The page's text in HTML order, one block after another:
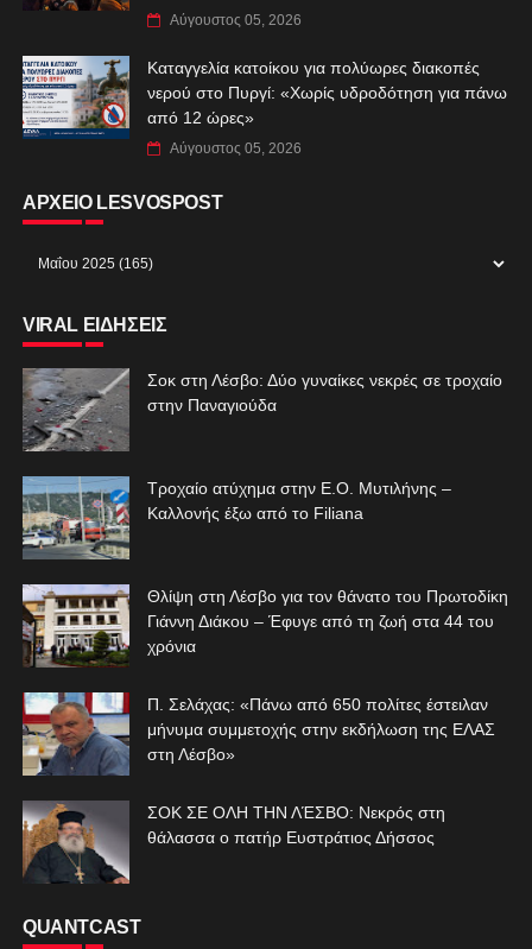
Αύγουστος 05, 2026
Καταγγελία κατοίκου για πολύωρες διακοπές
νερού στο Πυργί: «Χωρίς υδροδότηση για πάνω
από 12 ώρες»
Αύγουστος 05, 2026
ΑΡΧΕΙΟ LESVOSPOST
VIRAL ΕΙΔΗΣΕΙΣ
Σοκ στη Λέσβο: Δύο γυναίκες νεκρές σε τροχαίο
στην Παναγιούδα
Τροχαίο ατύχημα στην Ε.Ο. Μυτιλήνης –
Καλλονής έξω από το Filiana
Θλίψη στη Λέσβο για τον θάνατο του Πρωτοδίκη
Γιάννη Διάκου – Έφυγε από τη ζωή στα 44 του
χρόνια
Π. Σελάχας: «Πάνω από 650 πολίτες έστειλαν
μήνυμα συμμετοχής στην εκδήλωση της ΕΛΑΣ
στη Λέσβο»
ΣΟΚ ΣΕ ΟΛΗ ΤΗΝ ΛΈΣΒΟ: Νεκρός στη
θάλασσα ο πατήρ Ευστράτιος Δήσσος
QUANTCAST